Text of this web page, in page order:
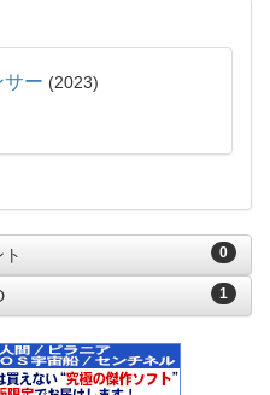
サー 2023
0
1